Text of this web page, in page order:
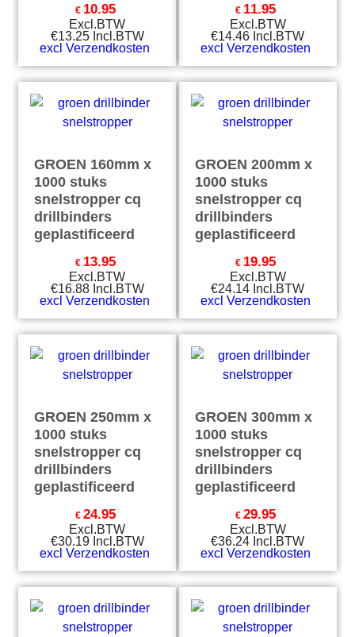
€ 10.95
Excl.BTW
€13.25 Incl.BTW
excl Verzendkosten
€ 11.95
Excl.BTW
€14.46 Incl.BTW
excl Verzendkosten
GROEN 160mm x
1000 stuks
snelstropper cq
drillbinders
geplastificeerd
€ 13.95
Excl.BTW
€16.88 Incl.BTW
excl Verzendkosten
GROEN 200mm x
1000 stuks
snelstropper cq
drillbinders
geplastificeerd
€ 19.95
Excl.BTW
€24.14 Incl.BTW
excl Verzendkosten
GROEN 250mm x
1000 stuks
snelstropper cq
drillbinders
geplastificeerd
€ 24.95
Excl.BTW
€30.19 Incl.BTW
excl Verzendkosten
GROEN 300mm x
1000 stuks
snelstropper cq
drillbinders
geplastificeerd
€ 29.95
Excl.BTW
€36.24 Incl.BTW
excl Verzendkosten